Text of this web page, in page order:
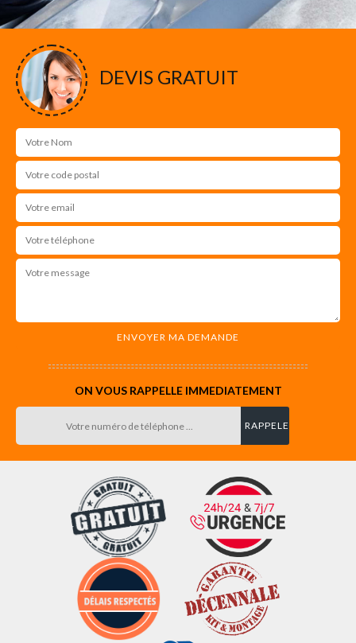
DEVIS GRATUIT
ON VOUS RAPPELLE IMMEDIATEMENT